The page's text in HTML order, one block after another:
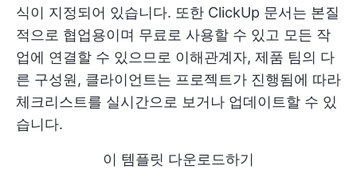
식이 지정되어 있습니다. 또한 ClickUp 문서는 본질
적으로 협업용이며 무료로 사용할 수 있고 모든 작
업에 연결할 수 있으므로 이해관계자, 제품 팀의 다
른 구성원, 클라이언트는 프로젝트가 진행됨에 따라
체크리스트를 실시간으로 보거나 업데이트할 수 있
습니다.
이 템플릿 다운로드하기